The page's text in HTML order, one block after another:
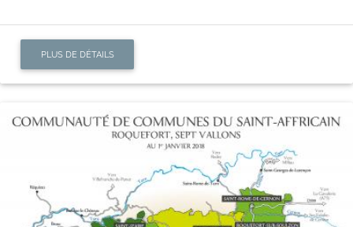
PLUS DE DÉTAILS